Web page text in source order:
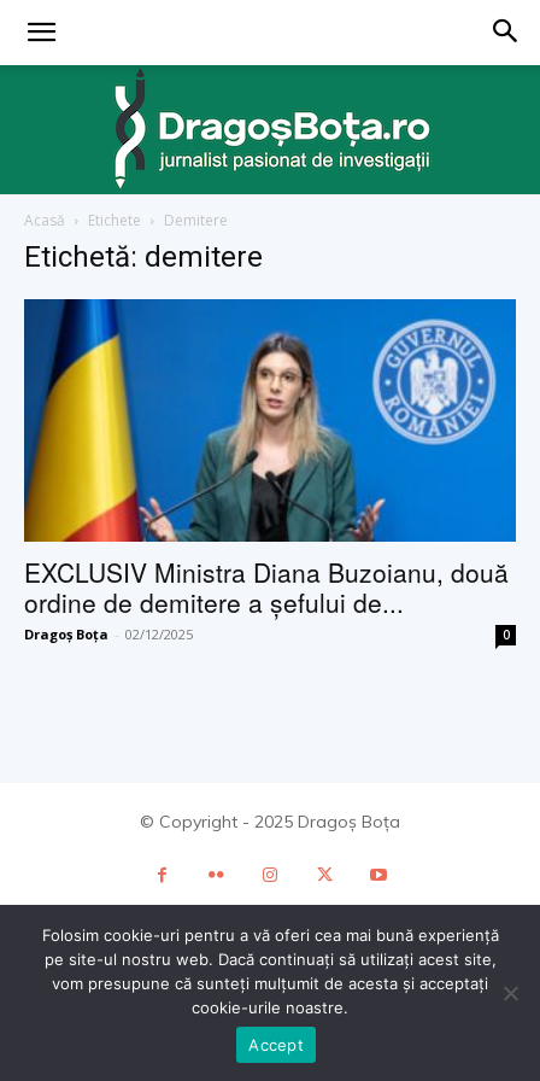
Acasă Etichete Demitere
Etichetă: demitere
EXCLUSIV Ministra Diana Buzoianu, două
ordine de demitere a șefului de...
Dragoș Boța - 02/12/2025 0
© Copyright - 2025 Dragoș Boța
Folosim cookie-uri pentru a vă oferi cea mai bună experiență
pe site-ul nostru web. Dacă continuați să utilizați acest site,
vom presupune că sunteți mulțumit de acesta și acceptați
cookie-urile noastre.
Accept